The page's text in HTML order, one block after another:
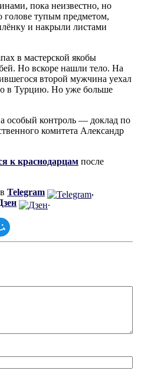
пока неизвестно, но
голове тупым предметом,
и накрыли листами
в мастерской якобы
Но вскоре нашли тело. На
второй мужчина уехал
в Турцию. Но уже больше
особый контроль — доклад по
комитета Александр
к краснодарцам после
Telegram
,
.